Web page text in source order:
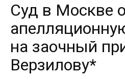
и
Суд в Москве
на заочный
Верзилову*